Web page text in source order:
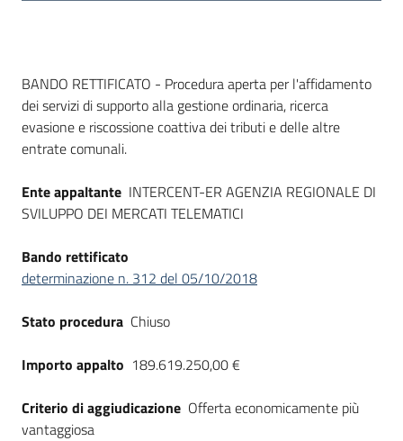
Dati del bando
BANDO RETTIFICATO - Procedura aperta per l'affidamento
dei servizi di supporto alla gestione ordinaria, ricerca
evasione e riscossione coattiva dei tributi e delle altre
entrate comunali.
Ente appaltante INTERCENT-ER AGENZIA REGIONALE DI
SVILUPPO DEI MERCATI TELEMATICI
Bando rettificato
determinazione n. 312 del 05/10/2018
Stato procedura Chiuso
Importo appalto 189.619.250,00 €
Criterio di aggiudicazione Offerta economicamente più
vantaggiosa